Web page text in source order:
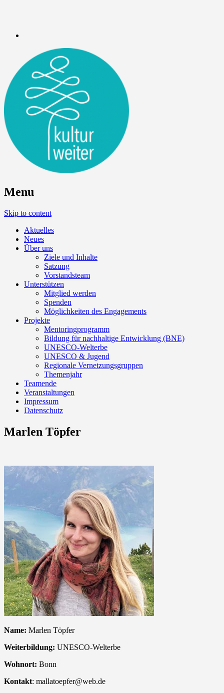
Menu
Skip to content
Aktuelles
Neues
Über uns
Ziele und Inhalte
Satzung
Vorstandsteam
Unterstützen
Mitglied werden
Spenden
Möglichkeiten des Engagements
Projekte
Mentoringprogramm
Bildung für nachhaltige Entwicklung (BNE)
UNESCO-Welterbe
UNESCO & Jugend
Regionale Vernetzungsgruppen
Themenjahr
Teamende
Veranstaltungen
Impressum
Datenschutz
Marlen Töpfer
Name: Marlen Töpfer
Weiterbildung: UNESCO-Welterbe
Wohnort: Bonn
Kontakt: mallatoepfer@web.de